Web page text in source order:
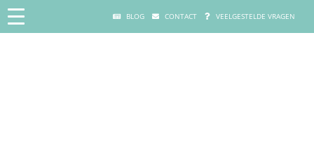
BLOG CONTACT VEELGESTELDE VRAGEN